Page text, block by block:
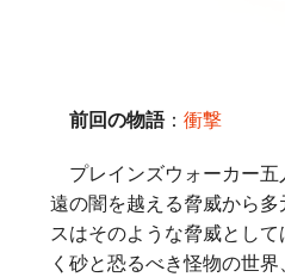
前回の物語： 衝撃
プレインズウォーカー五
遠の闇を越える脅威から
スはそのような脅威とし
く砂と恐るべき怪物の世